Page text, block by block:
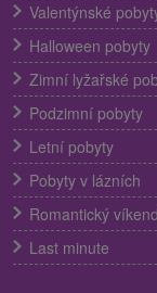
Valentýnské
Halloween pobyty
Zimní lyžařské
Podzimní pobyty
Letní pobyty
Pobyty v lázních
Romantický
Last minute